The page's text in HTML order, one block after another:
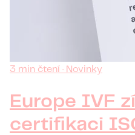
3 min čtení · Novinky
Europe IVF
certifikaci